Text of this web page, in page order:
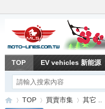
TOP EV vehicles 新能源
TOP 買賣市集 其它 ..